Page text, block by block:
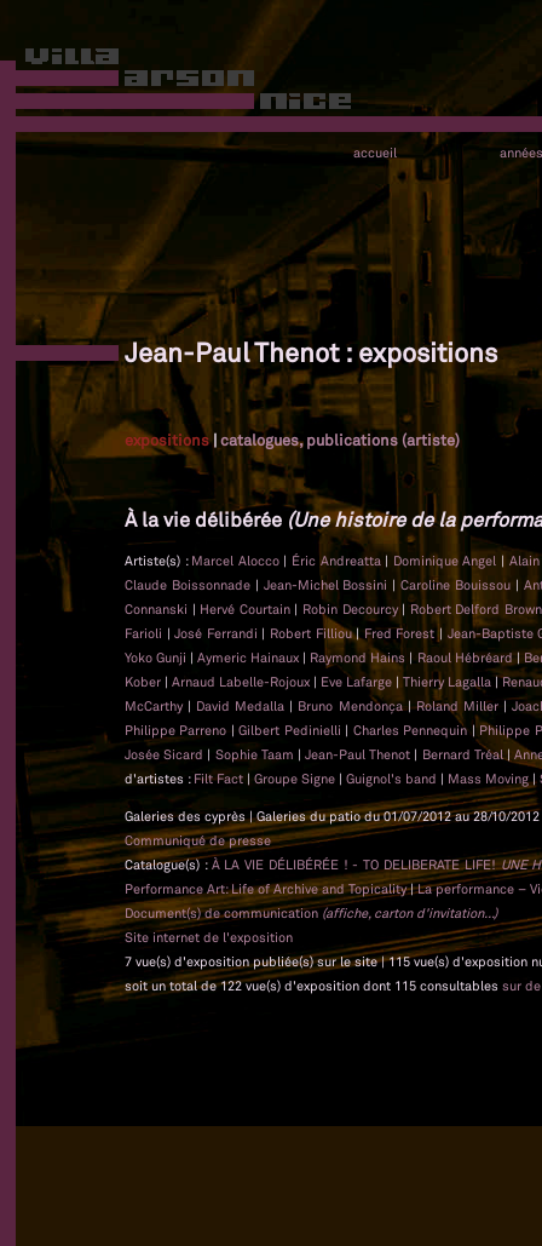
accueil années
Jean-Paul Thenot : expositions
expositions|catalogues, publications (artiste)
À la vie délibérée (Une histoire de la
Artiste(s) : Marcel Alocco | Éric Andreatta | Dominique Angel |
Claude Boissonnade | Jean-Michel Bossini |Caroline Bouissou |
Connanski | Hervé Courtain | Robin Decourcy |Robert Delford
Farioli |José Ferrandi | Robert Filliou| Fred Forest | Jean-Baptiste
Yoko Gunji |Aymeric Hainaux | Raymond Hains | Raoul Hébréard |
Kober |Arnaud Labelle-Rojoux | Eve Lafarge |Thierry Lagalla|
McCarthy | David Medalla | Bruno Mendonça |Roland Miller |
Philippe Parreno |Gilbert Pedinielli | Charles Pennequin | Philippe
Josée Sicard | Sophie Taam | Jean-Paul Thenot | Bernard Tréal|
d'artistes : Filt Fact | Groupe Signe | Guignol's band | Mass Moving|
Galeries des cyprès | Galeries du patio du 01/07/2012 au 28/10/
Communiqué de presse
Catalogue(s) : À LA VIE DÉLIBÉRÉE ! - TO DELIBERATE LIFE!UNE
Performance Art: Life of Archive and Topicality|La performance –
Document(s) de communication (affiche, carton d'invitation...)
Site internet de l'exposition
7 vue(s) d'exposition publiée(s) sur le site | 115 vue(s) d'exposition
soit un total de 122 vue(s) d'exposition dont 115 consultables sur